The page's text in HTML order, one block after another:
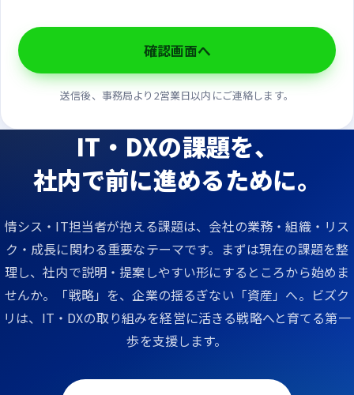
確認画面へ
送信後、事務局より2営業日以内にご連絡します。
IT・DXの課題を、
社内で前に進めるために。
情シス・IT担当者が抱える課題は、会社の業務・組織・リス
ク・成長に関わる重要なテーマです。まずは現在の課題を整
理し、社内で説明・提案しやすい形にするところから始めま
せんか。
「戦略」を、企業の揺るぎない「資産」へ。 ビズク
リは、IT・DXの取り組みを経営に活きる戦略へと育てる第一
歩を支援します。